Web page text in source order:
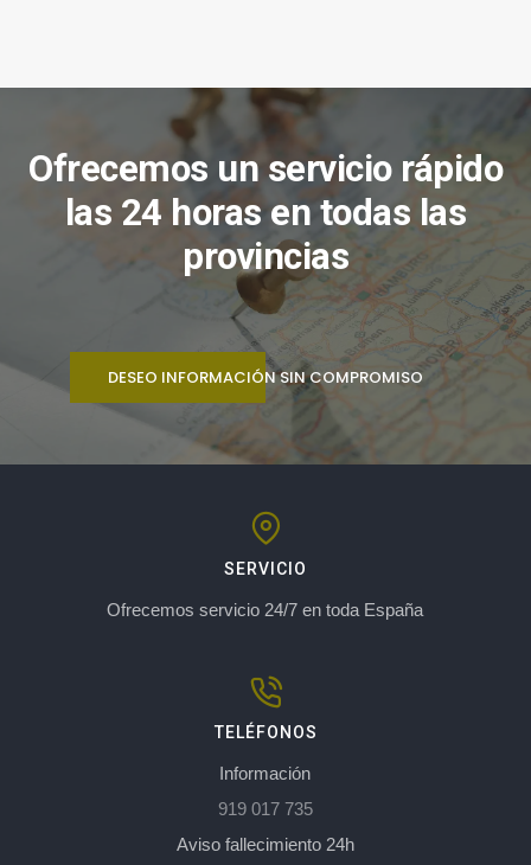
Ofrecemos un servicio rápido
las 24 horas en todas las
provincias
DESEO INFORMACIÓN SIN COMPROMISO
SERVICIO
Ofrecemos servicio 24/7 en toda España
TELÉFONOS
Información
919 017 735
Aviso fallecimiento 24h